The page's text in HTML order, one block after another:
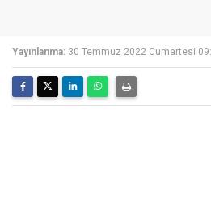
Yayınlanma: 30 Temmuz 2022 Cumartesi